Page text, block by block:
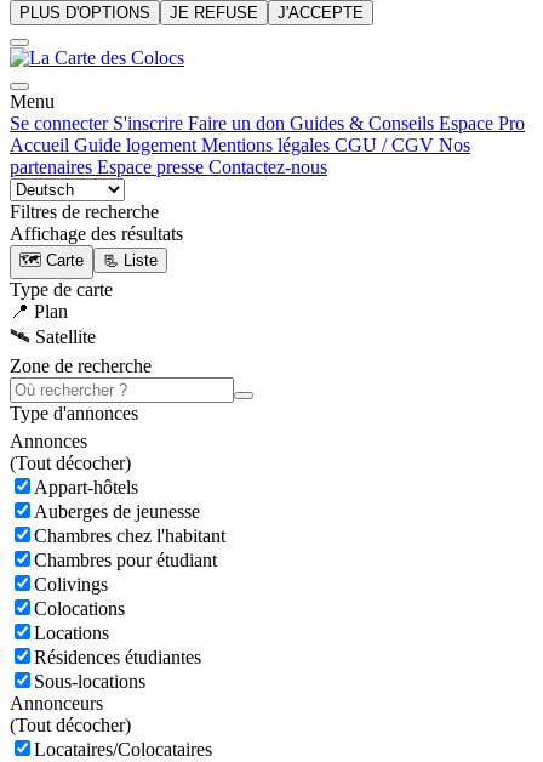
PLUS D'OPTIONS JE REFUSE J'ACCEPTE
Menu
Se connecter S'inscrire Faire un don Guides & Conseils Espace Pro
Accueil Guide logement Mentions légales CGU / CGV Nos
partenaires Espace presse Contactez-nous
Filtres de recherche
Affichage des résultats
🗺️ Carte 📃 Liste
Type de carte
📍 Plan
🛰️ Satellite
Zone de recherche
Type d'annonces
Annonces
(Tout décocher)
Appart-hôtels
Auberges de jeunesse
Chambres chez l'habitant
Chambres pour étudiant
Colivings
Colocations
Locations
Résidences étudiantes
Sous-locations
Annonceurs
(Tout décocher)
Locataires/Colocataires